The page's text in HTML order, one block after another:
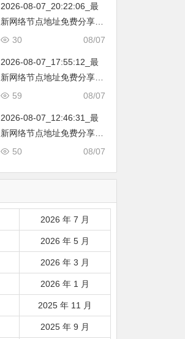
韩国|新加坡|台湾|马来西亚|
…
2026-08-07_20:22:06_最
新网络节点地址免费分享…
不定期更新…开放免费分享
韩国|新加坡|台湾|马来西亚|
…
08/07
30
2026-08-07_17:55:12_最
新网络节点地址免费分享…
不定期更新…开放免费分享
韩国|新加坡|台湾|马来西亚|
…
08/07
59
2026-08-07_12:46:31_最
新网络节点地址免费分享…
不定期更新…开放免费分享
韩国|新加坡|台湾|马来西亚|
08/07
50
2026 年 7 月
2026 年 5 月
2026 年 3 月
2026 年 1 月
2025 年 11 月
2025 年 9 月